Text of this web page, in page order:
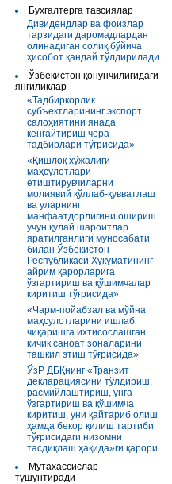
Бухгалтерга тавсиялар
Дивидендлар ва фоизлар
тарзидаги даромадлардан
олинадиган солиқ бўйича
ҳисобот қандай тўлдирилади
Ўзбекистон қонунчилигидаги
янгиликлар
«Тадбиркорлик
субъектларининг экспорт
салоҳиятини янада
кенгайтириш чора-
тадбирлари тўғрисида»
«Қишлоқ хўжалиги
маҳсулотлари
етиштирувчиларни
молиявий қўллаб-қувватлаш
ва уларнинг
манфаатдорлигини ошириш
учун қулай шароитлар
яратилганлиги муносабати
билан Ўзбекистон
Республикаси Ҳукуматининг
айрим қарорларига
ўзгартириш ва қўшимчалар
киритиш тўғрисида»
«Чарм-пойабзал ва мўйна
маҳсулотларини ишлаб
чиқаришга ихтисослашган
кичик саноат зоналарини
ташкил этиш тўғрисида»
ЎзР ДБҚнинг «Транзит
декларациясини тўлдириш,
расмийлаштириш, унга
ўзгартириш ва қўшимча
киритиш, уни қайтариб олиш
ҳамда бекор қилиш тартиби
тўғрисидаги низомни
тасдиқлаш ҳақида»ги қарори
Мутахассислар
тушунтиради